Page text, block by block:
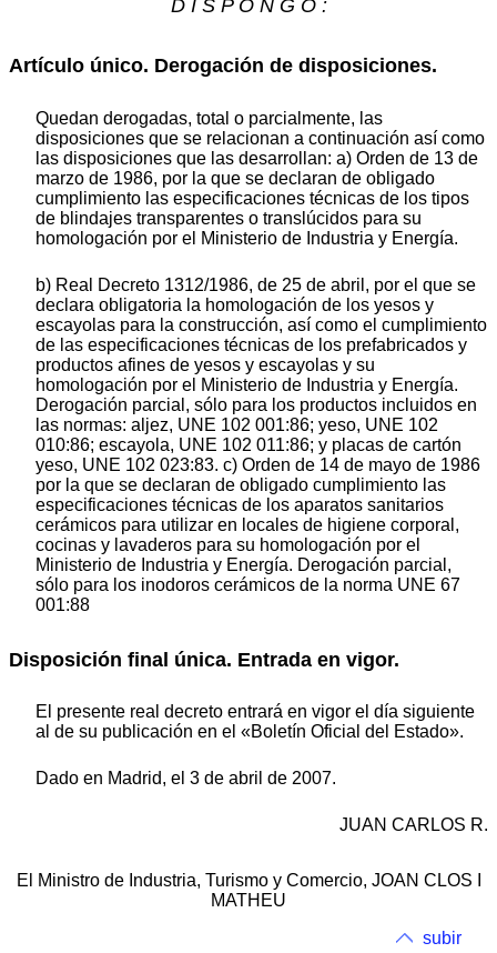
D I S P O N G O :
Artículo único. Derogación de disposiciones.
Quedan derogadas, total o parcialmente, las
disposiciones que se relacionan a continuación así como
las disposiciones que las desarrollan: a) Orden de 13 de
marzo de 1986, por la que se declaran de obligado
cumplimiento las especificaciones técnicas de los tipos
de blindajes transparentes o translúcidos para su
homologación por el Ministerio de Industria y Energía.
b) Real Decreto 1312/1986, de 25 de abril, por el que se
declara obligatoria la homologación de los yesos y
escayolas para la construcción, así como el cumplimiento
de las especificaciones técnicas de los prefabricados y
productos afines de yesos y escayolas y su
homologación por el Ministerio de Industria y Energía.
Derogación parcial, sólo para los productos incluidos en
las normas: aljez, UNE 102 001:86; yeso, UNE 102
010:86; escayola, UNE 102 011:86; y placas de cartón
yeso, UNE 102 023:83. c) Orden de 14 de mayo de 1986
por la que se declaran de obligado cumplimiento las
especificaciones técnicas de los aparatos sanitarios
cerámicos para utilizar en locales de higiene corporal,
cocinas y lavaderos para su homologación por el
Ministerio de Industria y Energía. Derogación parcial,
sólo para los inodoros cerámicos de la norma UNE 67
001:88
Disposición final única. Entrada en vigor.
El presente real decreto entrará en vigor el día siguiente
al de su publicación en el «Boletín Oficial del Estado».
Dado en Madrid, el 3 de abril de 2007.
JUAN CARLOS R.
El Ministro de Industria, Turismo y Comercio, JOAN CLOS I
MATHEU
subir